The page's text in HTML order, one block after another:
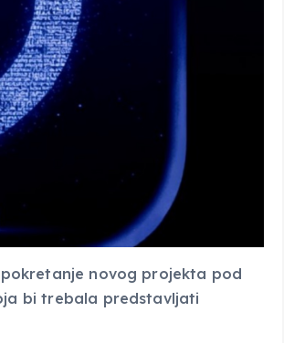
novog projekta pod
bi trebala predstavljati